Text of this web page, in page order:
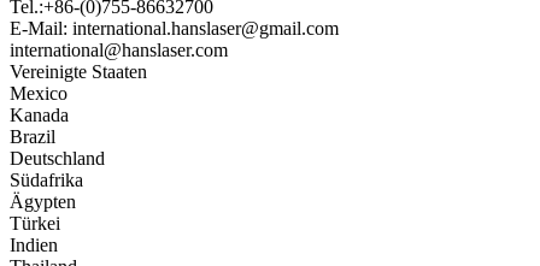
Tel.:+86-(0)755-86632700
E-Mail: international.hanslaser@gmail.com
international@hanslaser.com
Vereinigte Staaten
Mexico
Kanada
Brazil
Deutschland
Südafrika
Ägypten
Türkei
Indien